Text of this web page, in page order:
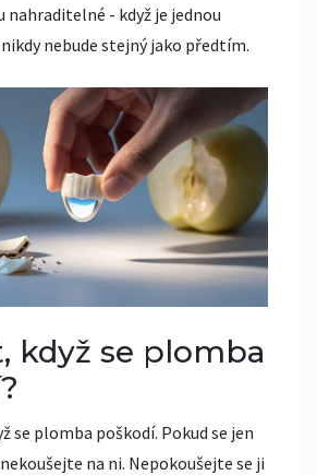
nahraditelné - když je jednou
nebude stejný jako předtím.
když se plomba
se plomba poškodí. Pokud se jen
na ni. Nepokoušejte se ji